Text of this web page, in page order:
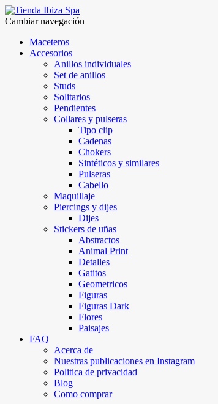
Cambiar navegación
Maceteros
Accesorios
Anillos individuales
Set de anillos
Studs
Solitarios
Pendientes
Collares y pulseras
Tipo clip
Cadenas
Chokers
Sintéticos y similares
Pulseras
Cabello
Maquillaje
Piercings y dijes
Dijes
Stickers de uñas
Abstractos
Animal Print
Detalles
Gatitos
Geometricos
Figuras
Figuras Dark
Flores
Paisajes
FAQ
Acerca de
Nuestras publicaciones en Instagram
Politica de privacidad
Blog
Como comprar